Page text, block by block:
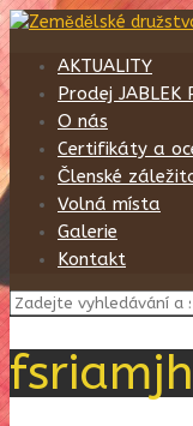
AKTUALITY
Prodej JABLEK
O nás
Certifikáty a
Členské
Volná místa
Galerie
Kontakt